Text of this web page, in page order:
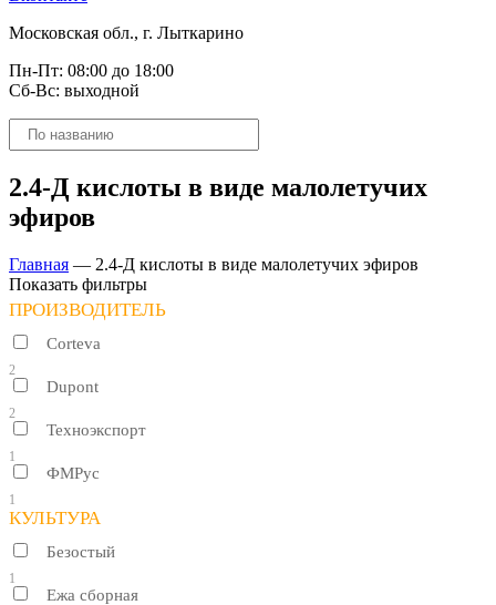
Московская обл., г. Лыткарино
Пн-Пт: 08:00 до 18:00
Сб-Вс: выходной
Поиск
товаров
2.4-Д кислоты в виде малолетучих
эфиров
Главная — 2.4-Д кислоты в виде малолетучих эфиров
Показать фильтры
ПРОИЗВОДИТЕЛЬ
Corteva
2
Dupont
2
Техноэкспорт
1
ФМРус
1
КУЛЬТУРА
Безостый
1
Ежа сборная